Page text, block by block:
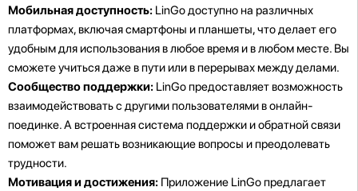
Мобильная доступность: LinGo доступно на различных
платформах, включая смартфоны и планшеты, что делает его
удобным для использования в любое время и в любом месте. Вы
сможете учиться даже в пути или в перерывах между делами.
Сообщество поддержки: LinGo предоставляет возможность
взаимодействовать с другими пользователями в онлайн-
поединке. А встроенная система поддержки и обратной связи
поможет вам решать возникающие вопросы и преодолевать
трудности.
Мотивация и достижения: Приложение LinGo предлагает